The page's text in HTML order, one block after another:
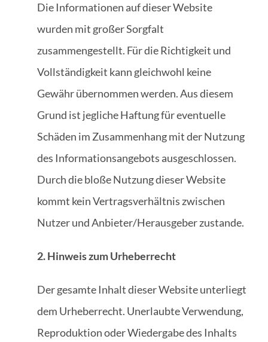
Die Informationen auf dieser Website
wurden mit großer Sorgfalt
zusammengestellt. Für die Richtigkeit und
Vollständigkeit kann gleichwohl keine
Gewähr übernommen werden. Aus diesem
Grund ist jegliche Haftung für eventuelle
Schäden im Zusammenhang mit der Nutzung
des Informationsangebots ausgeschlossen.
Durch die bloße Nutzung dieser Website
kommt kein Vertragsverhältnis zwischen
Nutzer und Anbieter/Herausgeber zustande.
2. Hinweis zum Urheberrecht
Der gesamte Inhalt dieser Website unterliegt
dem Urheberrecht. Unerlaubte Verwendung,
Reproduktion oder Wiedergabe des Inhalts